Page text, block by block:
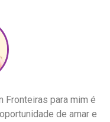
Fronteiras para mim é
de amar e